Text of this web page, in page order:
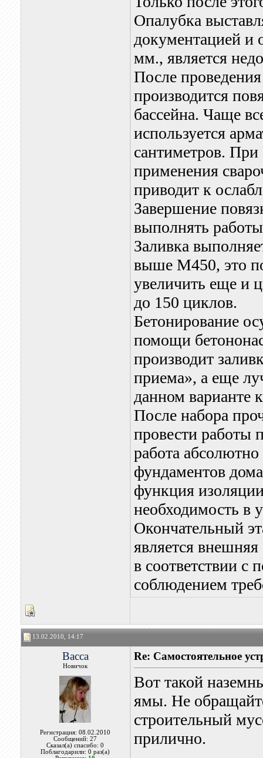
Опалубка
документацией и
мм., является
После
производится
бассейна. Чаще
используется
сантиметров. При
применения
приводит к
Завершение
выполнять
Заливка
выше М450, это
увеличить еще и
до 150 циклов.
Бетонирование
помощи
производит
приема», а еще
данном варианте
После набора
провести работы
работа
фундаментов
функция
необходимость в
Окончательный
является внешняя
в соответствии с
соблюдением
13.02.2010, 14:17
Васса
Новичок
Регистрация: 08.02.2010
Сообщений: 27
Сказал(а) спасибо: 0
Поблагодарили: 0 раз(а)
Re: Самостоятельное
Вот такой
ямы. Не
строительный
прилично.